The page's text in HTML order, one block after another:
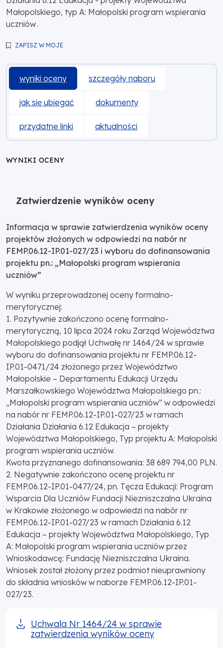
Małopolskiego, typ A: Małopolski program wspierania
uczniów .
ZAPISZ W MOJE
wyniki oceny szczegóły naboru
jak się ubiegać dokumenty
przydatne linki aktualności
WYNIKI OCENY
Zatwierdzenie wyników oceny
Informacja w sprawie zatwierdzenia wyników oceny
projektów złożonych w odpowiedzi na nabór nr
FEMP.06.12-IP.01-027/23 i wyboru do dofinansowania
projektu pn.: „Małopolski program wspierania
uczniów”
W wyniku przeprowadzonej oceny formalno-
merytorycznej:
1. Pozytywnie zakończono ocenę formalno-
merytoryczną, 10 lipca 2024 roku Zarząd Województwa
Małopolskiego podjął Uchwałę nr 1464/24 w sprawie
wyboru do dofinansowania projektu nr FEMP.06.12-
IP.01-0471/24 złożonego przez Województwo
Małopolskie – Departamentu Edukacji Urzędu
Marszałkowskiego Województwa Małopolskiego pn.:
„Małopolski program wspierania uczniów” w odpowiedzi
na nabór nr FEMP.06.12-IP.01-027/23 w ramach
Działania Działania 6.12 Edukacja – projekty
Województwa Małopolskiego, Typ projektu A: Małopolski
program wspierania uczniów.
Kwota przyznanego dofinansowania: 38 689 794,00 PLN.
2. Negatywnie zakończono ocenę projektu nr
FEMP.06.12-IP.01-0477/24, pn. Tęcza Edukacji: Program
Wsparcia Dla Uczniów Fundacji Niezniszczalna Ukraina
w Krakowie złożonego w odpowiedzi na nabór nr
FEMP.06.12-IP.01-027/23 w ramach Działania 6.12
Edukacja – projekty Województwa Małopolskiego, Typ
A: Małopolski program wspierania uczniów przez
Wnioskodawcę: Fundację Niezniszczalna Ukraina.
Wniosek został złożony przez podmiot nieuprawniony
do składnia wniosków w naborze FEMP.06.12-IP.01-
027/23.
Uchwala Nr 1464/24 w sprawie
zatwierdzenia wyników oceny